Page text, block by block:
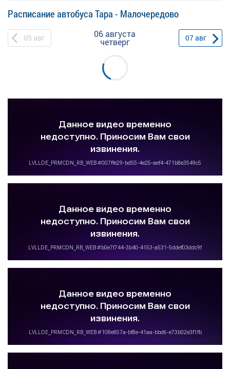
Расписание автобуса Тара - Малочередово
05 авг 06 августа
четверг 07авг